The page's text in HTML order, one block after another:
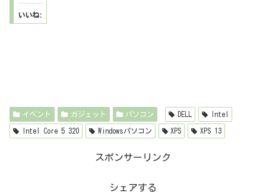
いいね:
イベント ガジェット パソコン DELL Intel
Intel Core 5 320 Windowsパソコン XPS XPS 13
スポンサーリンク
シェアする